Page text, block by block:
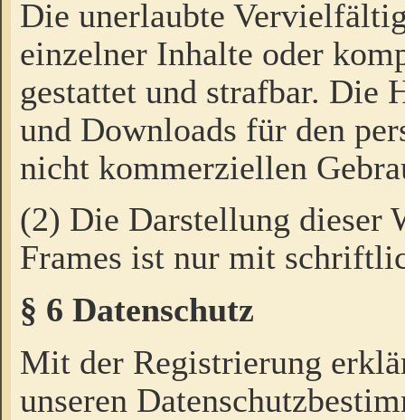
Die unerlaubte
einzelner Inhalte oder
gestattet und strafbar. Die
und Downloads für den
nicht kommerziellen
(2) Die Darstellung dieser
Frames ist nur mit
§ 6 Datenschutz
Mit der Registrierung
unseren